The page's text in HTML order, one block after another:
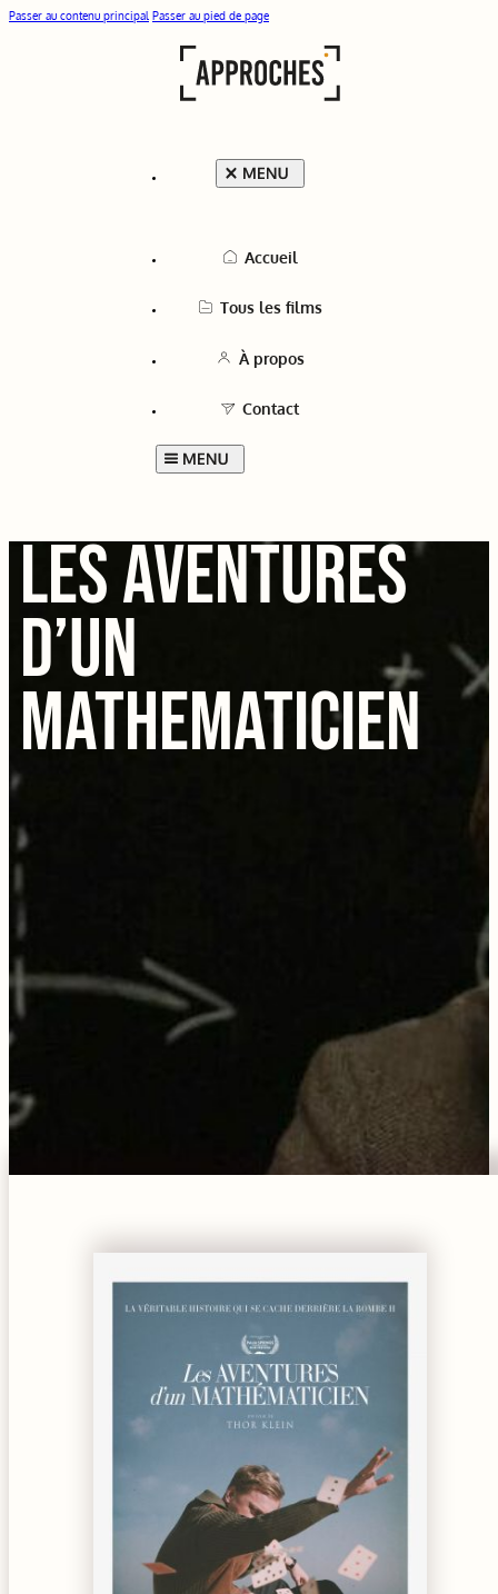
Passer au contenu principal Passer au pied de page
Accueil
Tous les films
À propos
Contact
LES AVENTURES
D’UN
MATHEMATICIEN